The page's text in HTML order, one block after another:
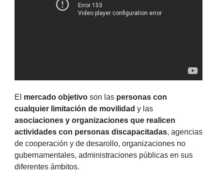
El mercado objetivo son las personas con
cualquier limitación de movilidad y las
asociaciones y organizaciones que realicen
actividades con personas discapacitadas, agencias
de cooperación y de desarollo, organizaciones no
gubernamentales, administraciones públicas en sus
diferentes ámbitos.